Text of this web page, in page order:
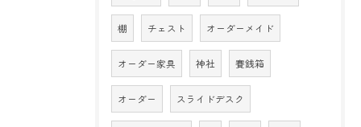
棚 チェスト オーダーメイド
オーダー家具 神社 賽銭箱
オーダー スライドデスク